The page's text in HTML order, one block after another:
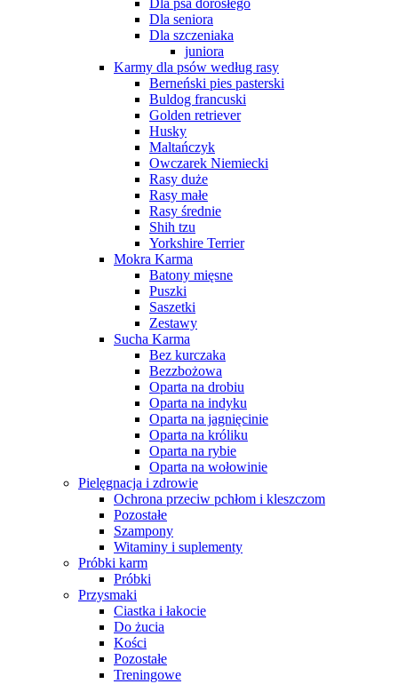
Dla psa dorosłego
Dla seniora
Dla szczeniaka
juniora
Karmy dla psów według rasy
Berneński pies pasterski
Buldog francuski
Golden retriever
Husky
Maltańczyk
Owczarek Niemiecki
Rasy duże
Rasy małe
Rasy średnie
Shih tzu
Yorkshire Terrier
Mokra Karma
Batony mięsne
Puszki
Saszetki
Zestawy
Sucha Karma
Bez kurczaka
Bezzbożowa
Oparta na drobiu
Oparta na indyku
Oparta na jagnięcinie
Oparta na króliku
Oparta na rybie
Oparta na wołowinie
Pielęgnacja i zdrowie
Ochrona przeciw pchłom i kleszczom
Pozostałe
Szampony
Witaminy i suplementy
Próbki karm
Próbki
Przysmaki
Ciastka i łakocie
Do żucia
Kości
Pozostałe
Treningowe